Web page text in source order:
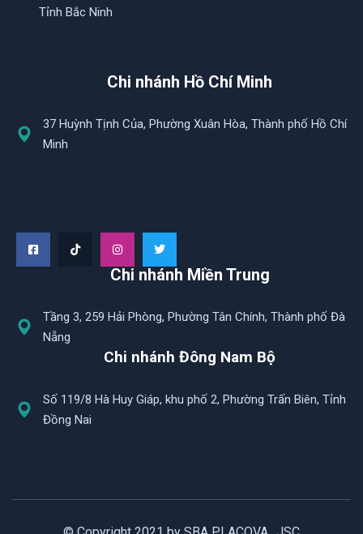
Tỉnh Bắc Ninh
Chi nhánh Hồ Chí Minh
37 Huỳnh Tịnh Của, Phường Xuân Hòa, Thành phố Hồ Chí
Minh
Chi nhánh Miền Trung
Tầng 3, 259 Hải Phòng, Phường Tân Chính, Thành phố Đà
Nẵng
Chi nhánh Đông Nam Bộ
Số 119/8 Hà Huy Giáp, khu phố 2, Phường Trấn Biên, Tỉnh
Đồng Nai